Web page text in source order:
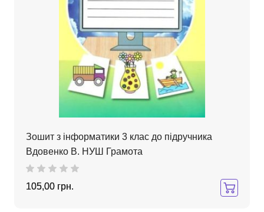
Зошит з інформатики 3 клас до підручника
Вдовенко В. НУШ Грамота
105,00 грн.